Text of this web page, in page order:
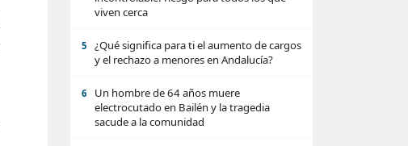
viven cerca
5
¿Qué significa para ti el aumento de cargos
y el rechazo a menores en Andalucía?
6
Un hombre de 64 años muere
electrocutado en Bailén y la tragedia
sacude a la comunidad